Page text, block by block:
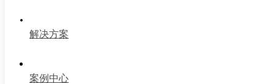
解决方案
案例中心